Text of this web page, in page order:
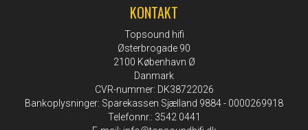
KONTAKT
Topsound hifi
Østerbrogade 90
2100 København Ø
Danmark
CVR-nummer: DK38722026
Bankoplysninger: Sparekassen Sjælland 9884 - 0000269918
Telefonnr.: 3542 0441